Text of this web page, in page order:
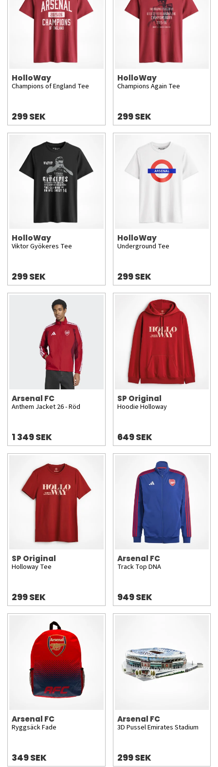
HolloWay
Champions of England Tee
299 SEK
HolloWay
Champions Again Tee
299 SEK
HolloWay
Viktor Gyökeres Tee
299 SEK
HolloWay
Underground Tee
299 SEK
Arsenal FC
Anthem Jacket 26 - Röd
1 349 SEK
SP Original
Hoodie Holloway
649 SEK
SP Original
Holloway Tee
299 SEK
Arsenal FC
Track Top DNA
949 SEK
Arsenal FC
Ryggsäck Fade
349 SEK
Arsenal FC
3D Pussel Emirates Stadium
299 SEK